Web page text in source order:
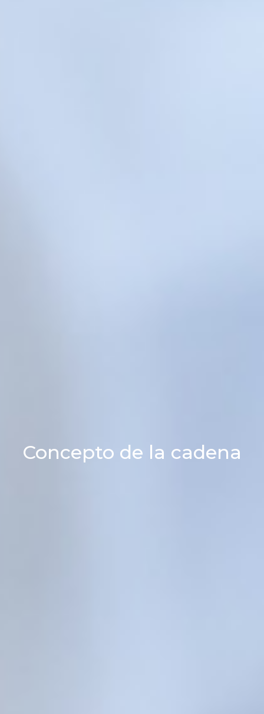
Concepto de la cadena